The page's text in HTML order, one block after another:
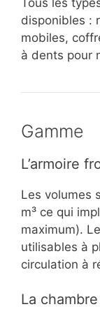
disponibles :
mobiles,
à dents pour
Gamme
L’armoire
Les volumes
m³ ce qui
maximum).
utilisables à
circulation à
La